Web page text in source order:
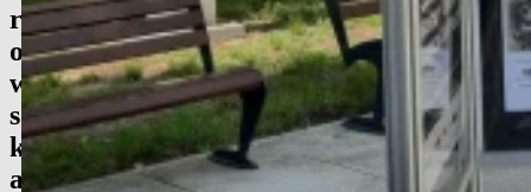
r
o
w
s
k
a